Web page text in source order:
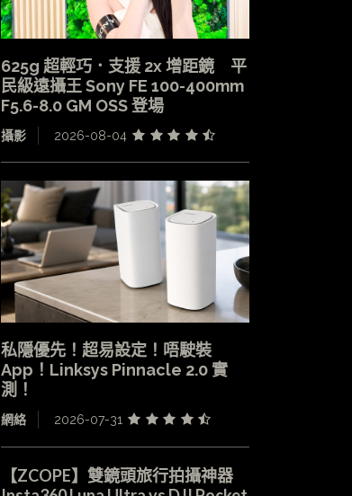
625g 超輕巧．支援 2x 增距鏡 平
民級遠攝王 Sony FE 100-400mm
F5.6-8.0 GM OSS 登場
攝影 2026-08-04
私隱優先！超易設定！唔駛裝
App！Linksys Pinnacle 2.0 實
測！
網絡 2026-07-31
【ZCOPE】雙鏡頭旅行拍攝神器